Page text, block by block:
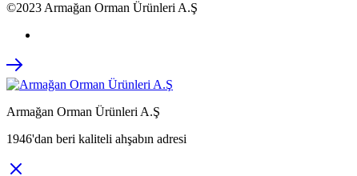
©2023 Armağan Orman Ürünleri A.Ş
Armağan Orman Ürünleri A.Ş
1946'dan beri kaliteli ahşabın adresi